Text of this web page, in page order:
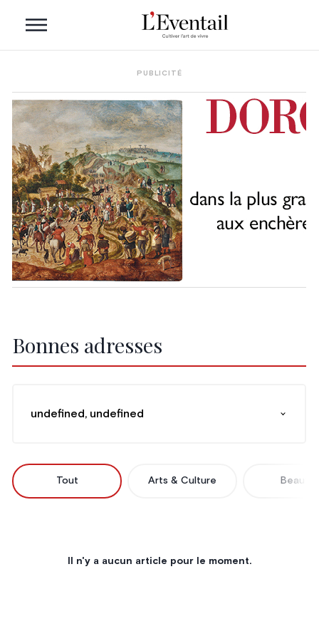
PUBLICITÉ
Bonnes adresses
undefined, undefined
Tout Arts & Culture Beauté
Il n'y a aucun article pour le moment.